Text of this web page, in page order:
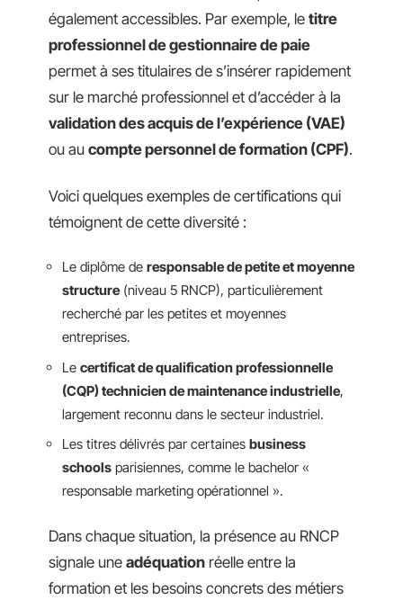
également accessibles. Par exemple, le titre
professionnel de gestionnaire de paie
permet à ses titulaires de s’insérer rapidement
sur le marché professionnel et d’accéder à la
validation des acquis de l’expérience (VAE)
ou au compte personnel de formation (CPF).
Voici quelques exemples de certifications qui
témoignent de cette diversité :
Le diplôme de responsable de petite et moyenne
structure (niveau 5 RNCP), particulièrement
recherché par les petites et moyennes
entreprises.
Le certificat de qualification professionnelle
(CQP) technicien de maintenance industrielle,
largement reconnu dans le secteur industriel.
Les titres délivrés par certaines business
schools parisiennes, comme le bachelor «
responsable marketing opérationnel ».
Dans chaque situation, la présence au RNCP
signale une adéquation réelle entre la
formation et les besoins concrets des métiers